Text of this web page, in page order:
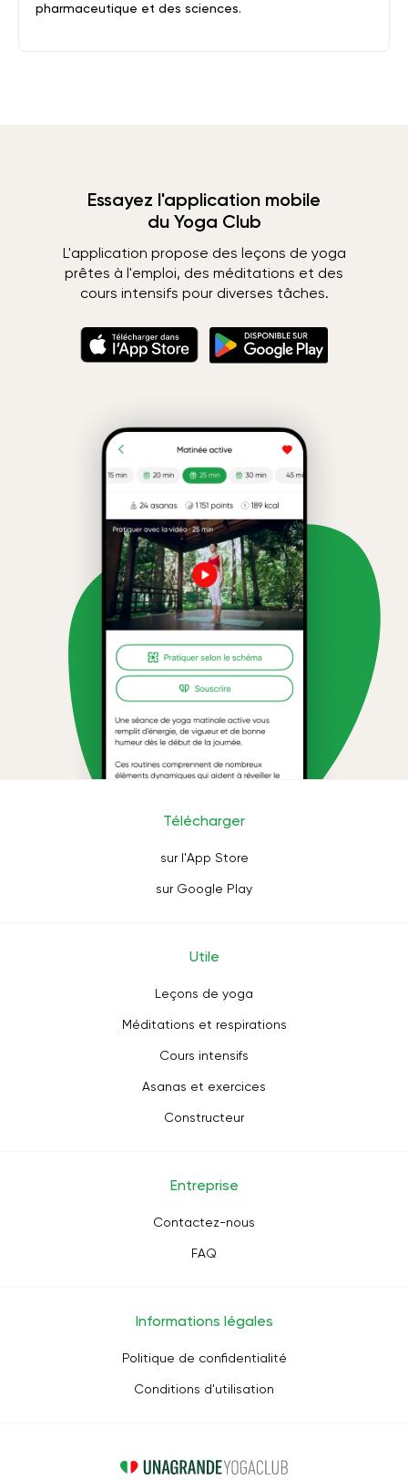
pharmaceutique et des sciences.
Essayez l'application mobile
du Yoga Club
L'application propose des leçons de yoga
prêtes à l'emploi, des méditations et des
cours intensifs pour diverses tâches.
Télécharger
sur l'App Store
sur Google Play
Utile
Leçons de yoga
Méditations et respirations
Cours intensifs
Asanas et exercices
Constructeur
Entreprise
Contactez-nous
FAQ
Informations légales
Politique de confidentialité
Conditions d'utilisation